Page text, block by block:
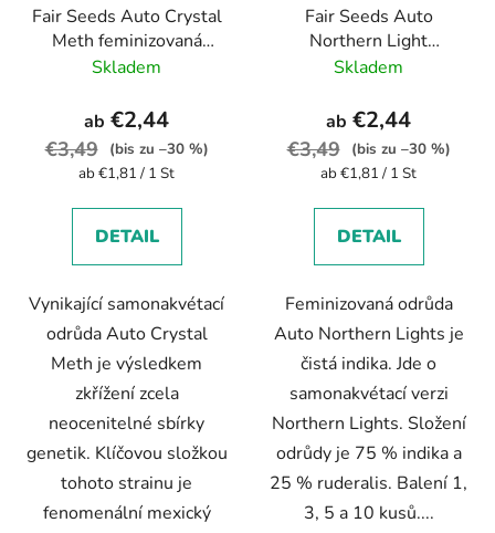
Fair Seeds Auto Crystal
Meth feminizovaná
autoflowering
Skladem
ab €2,44
€3,49
(bis zu –30 %)
Verkaufspreis:
ab €1,81 / 1 St
DETAIL
Vynikající samonakvétací
odrůda Auto Crystal
Meth je výsledkem
zkřížení zcela
neocenitelné sbírky
genetik. Klíčovou složkou
tohoto strainu je
fenomenální mexický
Fair Seeds Auto
Northern Light
feminizovaná
Skladem
ab €2,44
€3,49
(bis zu –30 %)
Verkaufspreis:
ab €1,81 / 1 St
DETAIL
Feminizovaná odrůda
Auto Northern Lights je
čistá indika. Jde o
samonakvétací verzi
Northern Lights. Složení
odrůdy je 75 % indika a
25 % ruderalis. Balení 1,
3, 5 a 10 kusů....